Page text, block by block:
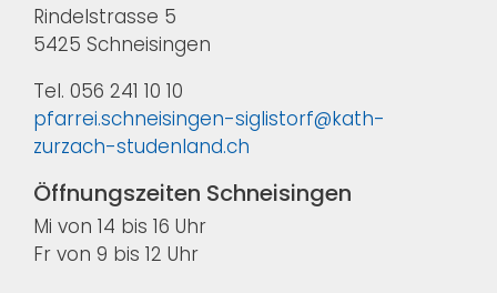
Rindelstrasse 5
5425 Schneisingen
Tel. 056 241 10 10
pfarrei.schneisingen-siglistorf@kath-
zurzach-studenland.ch
Öffnungszeiten Schneisingen
Mi von 14 bis 16 Uhr
Fr von 9 bis 12 Uhr